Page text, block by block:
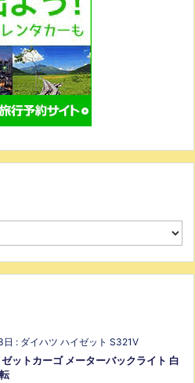
日 : ダイハツ ハイゼット S321V
ットカーゴ メーターバックライト 白